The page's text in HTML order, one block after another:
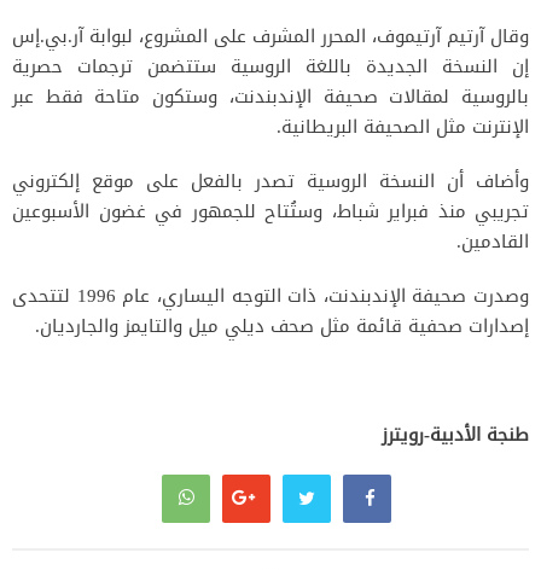
وقال آرتيم آرتيموف، المحرر المشرف على المشروع، لبوابة آر.بي.إس
إن النسخة الجديدة باللغة الروسية ستتضمن ترجمات حصرية
بالروسية لمقالات صحيفة الإندبندنت، وستكون متاحة فقط عبر
الإنترنت مثل الصحيفة البريطانية.
وأضاف أن النسخة الروسية تصدر بالفعل على موقع إلكتروني
تجريبي منذ فبراير شباط، وستُتاح للجمهور في غضون الأسبوعين
القادمين.
وصدرت صحيفة الإندبندنت، ذات التوجه اليساري، عام 1996 لتتحدى
إصدارات صحفية قائمة مثل صحف ديلي ميل والتايمز والجارديان.
طنجة الأدبية-رويترز